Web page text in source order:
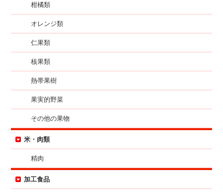
柑橘類
オレンジ類
仁果類
核果類
熱帯果樹
果実的野菜
その他の果物
米・肉類
精肉
加工食品